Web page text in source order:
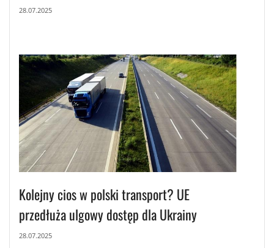
28.07.2025
Kolejny cios w polski transport? UE
przedłuża ulgowy dostęp dla Ukrainy
28.07.2025